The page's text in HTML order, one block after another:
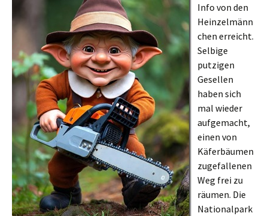
Info von den
Heinzelmänn
chen erreicht.
Selbige
putzigen
Gesellen
haben sich
mal wieder
aufgemacht,
einen von
Käferbäumen
zugefallenen
Weg frei zu
räumen. Die
Nationalpark